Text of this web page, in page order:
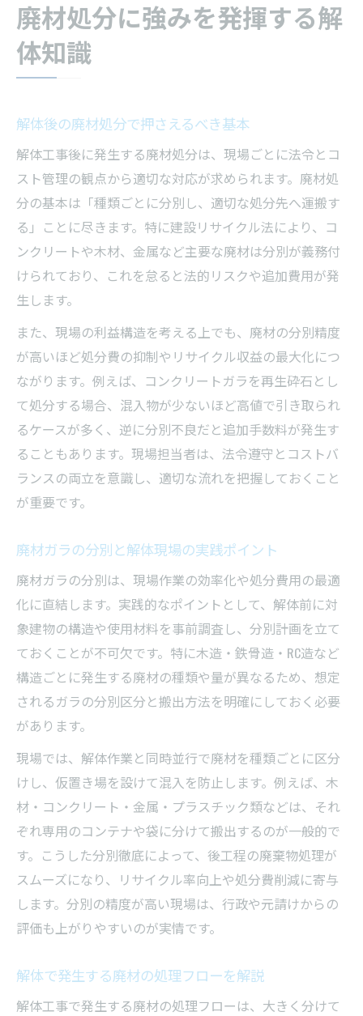
廃材処分に強みを発揮する解
体知識
解体後の廃材処分で押さえるべき基本
解体工事後に発生する廃材処分は、現場ごとに法令とコ
スト管理の観点から適切な対応が求められます。廃材処
分の基本は「種類ごとに分別し、適切な処分先へ運搬す
る」ことに尽きます。特に建設リサイクル法により、コ
ンクリートや木材、金属など主要な廃材は分別が義務付
けられており、これを怠ると法的リスクや追加費用が発
生します。
また、現場の利益構造を考える上でも、廃材の分別精度
が高いほど処分費の抑制やリサイクル収益の最大化につ
ながります。例えば、コンクリートガラを再生砕石とし
て処分する場合、混入物が少ないほど高値で引き取られ
るケースが多く、逆に分別不良だと追加手数料が発生す
ることもあります。現場担当者は、法令遵守とコストバ
ランスの両立を意識し、適切な流れを把握しておくこと
が重要です。
廃材ガラの分別と解体現場の実践ポイント
廃材ガラの分別は、現場作業の効率化や処分費用の最適
化に直結します。実践的なポイントとして、解体前に対
象建物の構造や使用材料を事前調査し、分別計画を立て
ておくことが不可欠です。特に木造・鉄骨造・RC造など
構造ごとに発生する廃材の種類や量が異なるため、想定
されるガラの分別区分と搬出方法を明確にしておく必要
があります。
現場では、解体作業と同時並行で廃材を種類ごとに区分
けし、仮置き場を設けて混入を防止します。例えば、木
材・コンクリート・金属・プラスチック類などは、それ
ぞれ専用のコンテナや袋に分けて搬出するのが一般的で
す。こうした分別徹底によって、後工程の廃棄物処理が
スムーズになり、リサイクル率向上や処分費削減に寄与
します。分別の精度が高い現場は、行政や元請けからの
評価も上がりやすいのが実情です。
解体で発生する廃材の処理フローを解説
解体工事で発生する廃材の処理フローは、大きく分けて